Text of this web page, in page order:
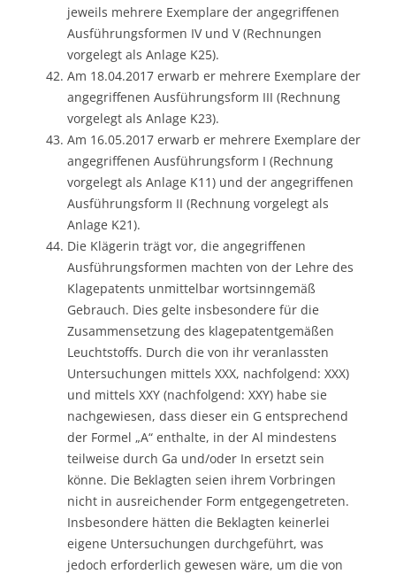
jeweils mehrere Exemplare der angegriffenen
Ausführungsformen IV und V (Rechnungen
vorgelegt als Anlage K25).
Am 18.04.2017 erwarb er mehrere Exemplare der
angegriffenen Ausführungsform III (Rechnung
vorgelegt als Anlage K23).
Am 16.05.2017 erwarb er mehrere Exemplare der
angegriffenen Ausführungsform I (Rechnung
vorgelegt als Anlage K11) und der angegriffenen
Ausführungsform II (Rechnung vorgelegt als
Anlage K21).
Die Klägerin trägt vor, die angegriffenen
Ausführungsformen machten von der Lehre des
Klagepatents unmittelbar wortsinngemäß
Gebrauch. Dies gelte insbesondere für die
Zusammensetzung des klagepatentgemäßen
Leuchtstoffs. Durch die von ihr veranlassten
Untersuchungen mittels XXX, nachfolgend: XXX)
und mittels XXY (nachfolgend: XXY) habe sie
nachgewiesen, dass dieser ein G entsprechend
der Formel „A“ enthalte, in der Al mindestens
teilweise durch Ga und/oder In ersetzt sein
könne. Die Beklagten seien ihrem Vorbringen
nicht in ausreichender Form entgegengetreten.
Insbesondere hätten die Beklagten keinerlei
eigene Untersuchungen durchgeführt, was
jedoch erforderlich gewesen wäre, um die von